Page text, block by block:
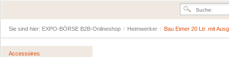
Sie sind hier: EXPO-BÖRSE B2B-Onlineshop / Heimwerker / Bau Eimer 20 Ltr. mit
Accessoires